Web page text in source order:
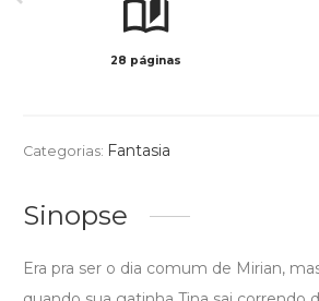
28 páginas
Categorias: Fantasia
Sinopse
Era pra ser o dia comum de Mirian,